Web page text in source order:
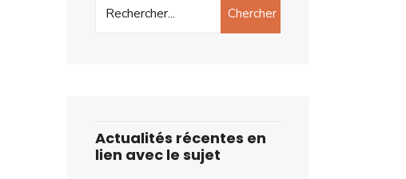
Chercher
Actualités récentes en
lien avec le sujet